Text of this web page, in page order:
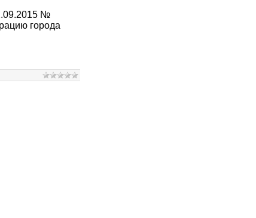
№
города